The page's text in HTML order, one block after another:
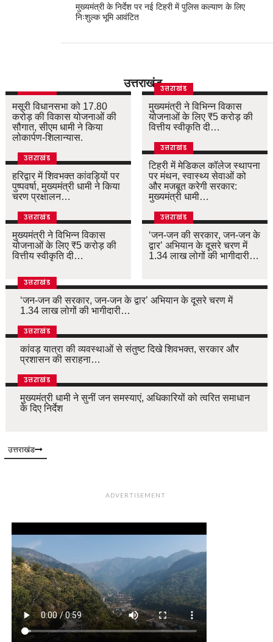
मुख्यमंत्री के निर्देश पर नई टिहरी में पुलिस कल्याण के लिए
निःशुल्क भूमि आवंटित
उत्तराखंड
मसूरी विधानसभा को 17.80
करोड़ की विकास योजनाओं की
सौगात, सीएम धामी ने किया
लोकार्पण-शिलान्यास.
उत्तराखंड
हरिद्वार में शिवभक्त कांवड़ियों पर
पुष्पवर्षा, मुख्यमंत्री धामी ने किया
चरण प्रक्षालन…
उत्तराखंड
मुख्यमंत्री ने विभिन्न विकास
योजनाओं के लिए ₹5 करोड़ की
वित्तीय स्वीकृति दी…
उत्तराखंड
मुख्यमंत्री ने विभिन्न विकास
योजनाओं के लिए ₹5 करोड़ की
वित्तीय स्वीकृति दी…
उत्तराखंड
टिहरी में मेडिकल कॉलेज स्थापना
पर मंथन, स्वास्थ्य सेवाओं को
और मजबूत करेगी सरकार:
मुख्यमंत्री धामी…
उत्तराखंड
‘जन-जन की सरकार, जन-जन के
द्वार’ अभियान के दूसरे चरण में
1.34 लाख लोगों की भागीदारी…
उत्तराखंड
‘जन-जन की सरकार, जन-जन के द्वार’ अभियान के दूसरे चरण में
1.34 लाख लोगों की भागीदारी…
उत्तराखंड
कांवड़ यात्रा की व्यवस्थाओं से संतुष्ट दिखे शिवभक्त, सरकार और
प्रशासन की सराहना…
उत्तराखंड
मुख्यमंत्री धामी ने सुनीं जन समस्याएं, अधिकारियों को त्वरित समाधान
के दिए निर्देश
उत्तराखंड
ADVERTISEMENT